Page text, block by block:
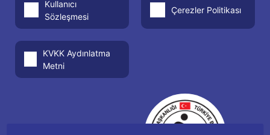
Kullanıcı
Sözleşmesi
Çerezler Politikası
KVKK Aydınlatma
Metni